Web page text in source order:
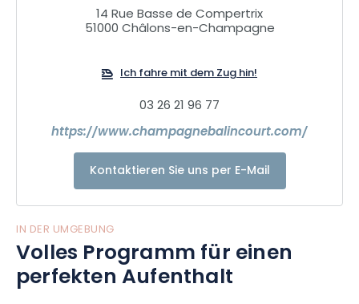
14 Rue Basse de Compertrix
51000 Châlons-en-Champagne
Ich fahre mit dem Zug hin!
03 26 21 96 77
https://www.champagnebalincourt.com/
Kontaktieren Sie uns per E-Mail
IN DER UMGEBUNG
Volles Programm für einen
perfekten Aufenthalt